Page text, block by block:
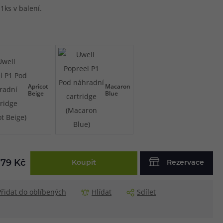
v balení.
Apricot
Beige
Macaron
Blue
79 Kč Koupit Rezervace
do oblíbených Hlídat Sdílet